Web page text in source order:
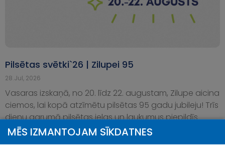
Pilsētas svētki`26 | Zilupei 95
28.Jul, 2026
Vasaras izskaņā, no 20. līdz 22. augustam, Zilupe aicina
ciemos, lai kopā atzīmētu pilsētas 95 gadu jubileju! Trīs
dienu garumā pilsētas ielas un laukumus piepildīs
notikumi, kas caur dziesmām, sporta
MĒS IZMANTOJAM SĪKDATNES